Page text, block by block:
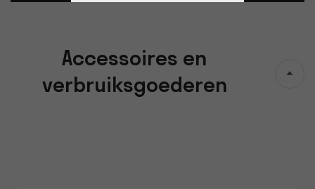
Accessoires en
verbruiksgoederen